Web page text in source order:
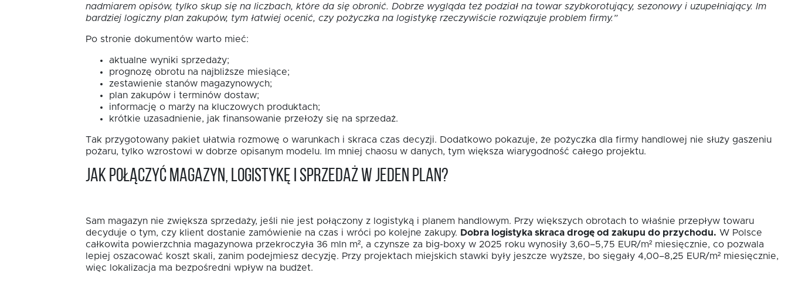
nadmiarem opisów, tylko skup się na liczbach, które da się obronić. Dobrze wygląda też podział na towar szybkorotujący, sezonowy i uzupełniający. Im
bardziej logiczny plan zakupów, tym łatwiej ocenić, czy pożyczka na logistykę rzeczywiście rozwiązuje problem firmy.”
Po stronie dokumentów warto mieć:
aktualne wyniki sprzedaży;
prognozę obrotu na najbliższe miesiące;
zestawienie stanów magazynowych;
plan zakupów i terminów dostaw;
informację o marży na kluczowych produktach;
krótkie uzasadnienie, jak finansowanie przełoży się na sprzedaż.
Tak przygotowany pakiet ułatwia rozmowę o warunkach i skraca czas decyzji. Dodatkowo pokazuje, że pożyczka dla firmy handlowej nie służy gaszeniu
pożaru, tylko wzrostowi w dobrze opisanym modelu. Im mniej chaosu w danych, tym większa wiarygodność całego projektu.
Jak połączyć magazyn, logistykę i sprzedaż w jeden plan?
Sam magazyn nie zwiększa sprzedaży, jeśli nie jest połączony z logistyką i planem handlowym. Przy większych obrotach to właśnie przepływ towaru
decyduje o tym, czy klient dostanie zamówienie na czas i wróci po kolejne zakupy. Dobra logistyka skraca drogę od zakupu do przychodu. W Polsce
całkowita powierzchnia magazynowa przekroczyła 36 mln m², a czynsze za big-boxy w 2025 roku wynosiły 3,60–5,75 EUR/m² miesięcznie, co pozwala
lepiej oszacować koszt skali, zanim podejmiesz decyzję. Przy projektach miejskich stawki były jeszcze wyższe, bo sięgały 4,00–8,25 EUR/m² miesięcznie,
więc lokalizacja ma bezpośredni wpływ na budżet.